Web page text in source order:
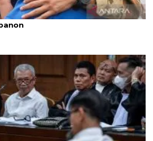
satu personel TNI gugur akibat